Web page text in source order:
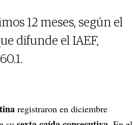
12 meses, según el
difunde el IAEF,
registraron en diciembre